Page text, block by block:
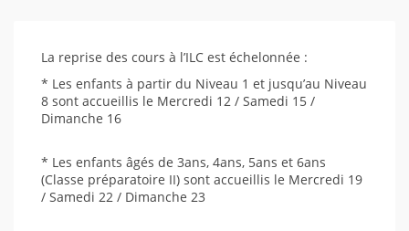
La reprise des cours à l’ILC est échelonnée :
* Les enfants à partir du Niveau 1 et jusqu’au Niveau
8 sont accueillis le Mercredi 12 / Samedi 15 /
Dimanche 16
* Les enfants âgés de 3ans, 4ans, 5ans et 6ans
(Classe préparatoire II) sont accueillis le Mercredi 19
/ Samedi 22 / Dimanche 23